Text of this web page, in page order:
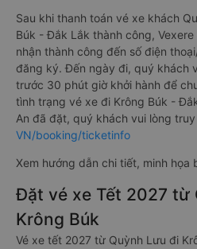
Sau khi thanh toán vé xe khách
Búk - Đắk Lắk thành công,
nhận thành công đến số điện
đăng ký. Đến ngày đi, quý khách
trước 30 phút giờ khởi hành để
tình trạng vé xe đi Krông Búk -
An đã đặt, quý khách vui lòng
VN/booking/ticketinfo
Xem hướng dẫn chi tiết, minh họa
Đặt vé xe Tết 2027 từ
Krông Búk
Vé xe tết 2027 từ Quỳnh Lưu đi